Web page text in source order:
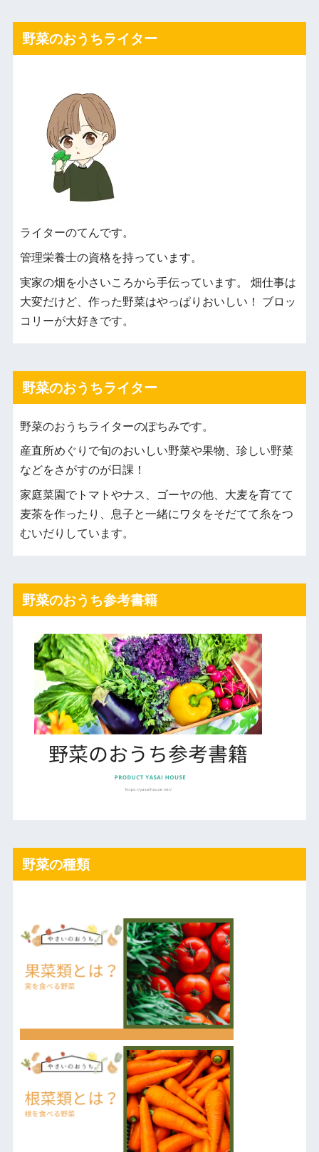
野菜のおうちライター
ライターのてんです。
管理栄養士の資格を持っています。
実家の畑を小さいころから手伝っています。 畑仕事は
大変だけど、作った野菜はやっぱりおいしい！ ブロッ
コリーが大好きです。
野菜のおうちライター
野菜のおうちライターのぽちみです。
産直所めぐりで旬のおいしい野菜や果物、珍しい野菜
などをさがすのが日課！
家庭菜園でトマトやナス、ゴーヤの他、大麦を育てて
麦茶を作ったり、息子と一緒にワタをそだてて糸をつ
むいだりしています。
野菜のおうち参考書籍
野菜の種類